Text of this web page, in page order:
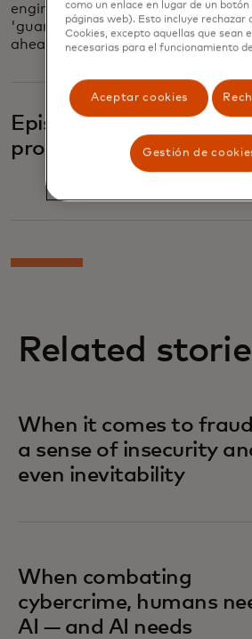
engineering and the dangers of
'guaranteed returns' — stay one
ahead.
Episode four: Broken
promises
Related
When it comes to
a sense of insecurity
even inevitability
When combating
cybercrime, humans
AI — and AI needs
como un enlace en lugar de un botón
páginas web). Esto incluye rechazar
Cookies, excepto aquellas que sean
necesarias para el funcionamiento
Aceptar cookies
Gestión de